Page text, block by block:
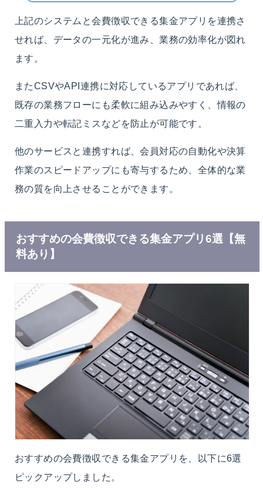
上記のシステムと会費徴収できる集金アプリを連携さ
せれば、データの一元化が進み、業務の効率化が図れ
ます。
またCSVやAPI連携に対応しているアプリであれば、
既存の業務フローにも柔軟に組み込みやすく、情報の
二重入力や転記ミスなどを防止が可能です。
他のサービスと連携すれば、会員対応の自動化や決算
作業のスピードアップにも寄与するため、全体的な業
務の質を向上させることができます。
おすすめの会費徴収できる集金アプリ6選【無
料あり】
おすすめの会費徴収できる集金アプリを、以下に6選
ピックアップしました。